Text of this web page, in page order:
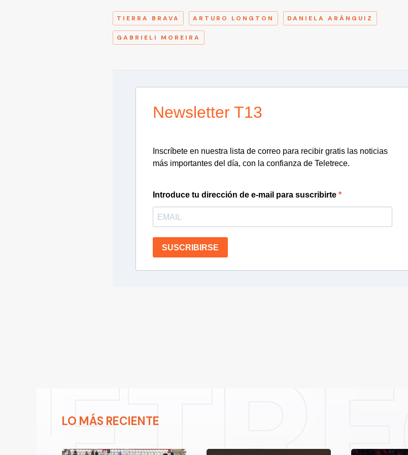
TIERRA BRAVA ARTURO LONGTON DANIELA ARÁNGUIZ
GABRIELI MOREIRA
Newsletter T13
Inscríbete en nuestra lista de correo para recibir gratis las noticias
más importantes del día, con la confianza de Teletrece.
Introduce tu dirección de e-mail para suscribirte
SUSCRIBIRSE
LO MÁS RECIENTE